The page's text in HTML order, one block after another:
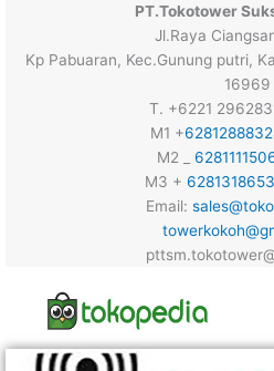
PT.Tokotower
Jl.Raya
Kp Pabuaran, Kec.Gunung putri,
16969
T. +6221
M1 +
M2 _
M3 +
Email: